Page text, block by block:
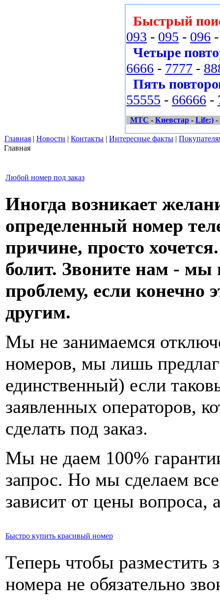
Быстрый
093 - 095 - 096
Четыре
6666 - 7777 -
Пять
55555 - 66666 -
МТС - Киевстар - Life:) -
Главная | Новости | Контакты | Интересные факты |
Главная
Любой номер под заказ
Иногда возникает
определенный номер
причине, просто
болит. Звоните нам -
проблему, если конечно
другим.
Мы не занимаемся
номеров, мы лишь
единственный) если
заявленных операторов,
сделать под заказ.
Мы не даем 100%
запрос. Но мы сделаем
зависит от цены вопроса,
Быстро купить красивый номер
Теперь чтобы разместить
номера не обязательно